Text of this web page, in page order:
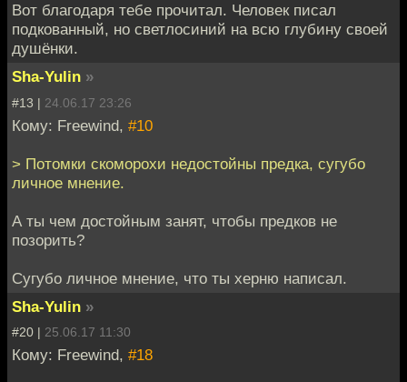
Вот благодаря тебе прочитал. Человек писал
подкованный, но светлосиний на всю глубину своей
душёнки.
Sha-Yulin »
#13 | 24.06.17 23:26
Кому: Freewind, #10
> Потомки скоморохи недостойны предка, сугубо
личное мнение.
А ты чем достойным занят, чтобы предков не
позорить?
Сугубо личное мнение, что ты херню написал.
Sha-Yulin »
#20 | 25.06.17 11:30
Кому: Freewind, #18